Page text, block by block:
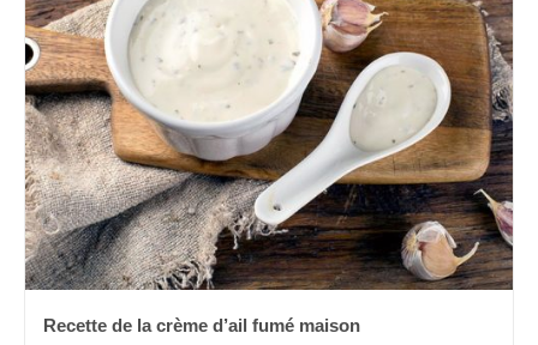
Recette de la crème d’ail fumé maison